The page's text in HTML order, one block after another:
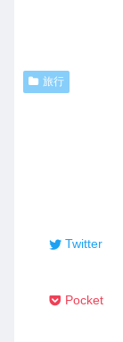
旅行
Twitter
Pocket